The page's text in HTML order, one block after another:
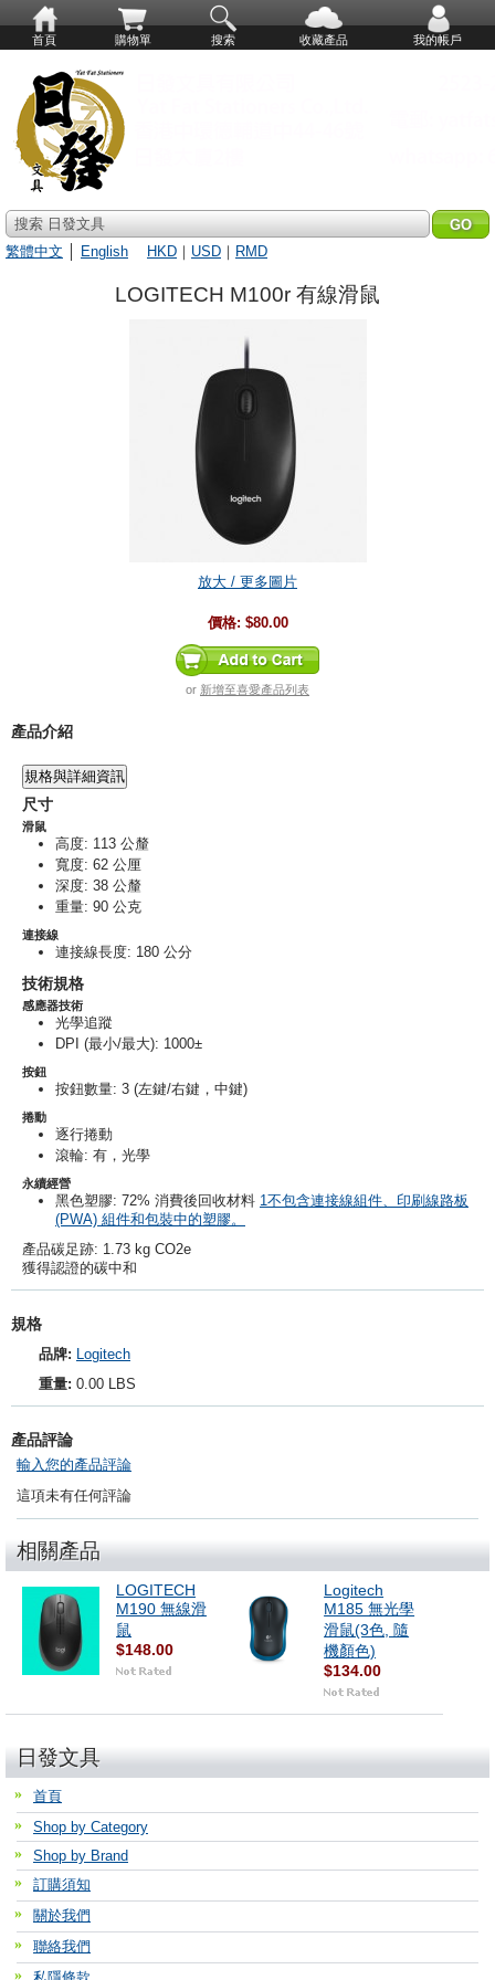
首頁 購物單 搜索 收藏產品 我的帳戶
搜索 日發文具
繁體中文
English HKD ｜ USD ｜ RMD
LOGITECH M100r 有線滑鼠
放大 / 更多圖片
價格: $80.00
or 新增至喜愛產品列表
產品介紹
規格與詳細資訊
尺寸
滑鼠
高度: 113 公釐
寬度: 62 公厘
深度: 38 公釐
重量: 90 公克
連接線
連接線長度: 180 公分
技術規格
感應器技術
光學追蹤
DPI (最小/最大): 1000±
按鈕
按鈕數量: 3 (左鍵/右鍵，中鍵)
捲動
逐行捲動
滾輪: 有，光學
永續經營
黑色塑膠: 72% 消費後回收材料 1不包含連接線組件、印刷線路板
(PWA) 組件和包裝中的塑膠。
產品碳足跡: 1.73 kg CO2e
獲得認證的碳中和
規格
品牌: Logitech
重量: 0.00 LBS
產品評論
輸入您的產品評論
這項未有任何評論
相關產品
LOGITECH
M190 無線滑
鼠
$148.00
Logitech
M185 無光學
滑鼠(3色, 隨
機顏色)
$134.00
日發文具
首頁
Shop by Category
Shop by Brand
訂購須知
關於我們
聯絡我們